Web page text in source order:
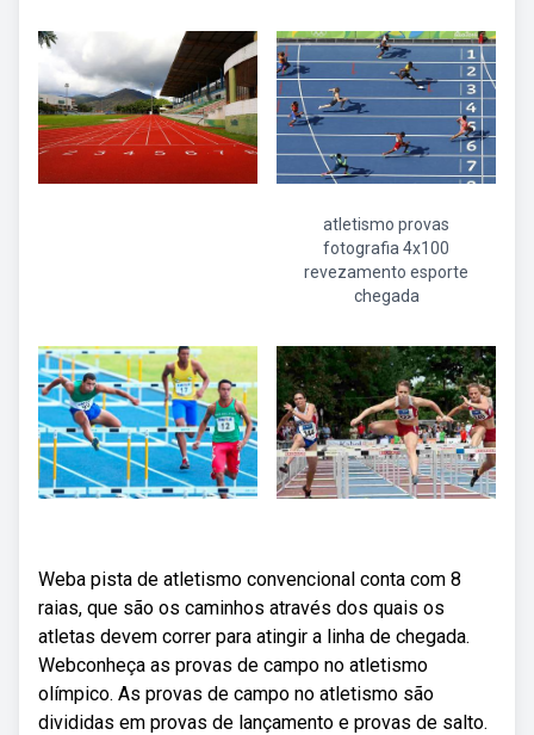
atletismo provas
fotografia 4x100
revezamento esporte
chegada
Weba pista de atletismo convencional conta com 8
raias, que são os caminhos através dos quais os
atletas devem correr para atingir a linha de chegada.
Webconheça as provas de campo no atletismo
olímpico. As provas de campo no atletismo são
divididas em provas de lançamento e provas de salto.